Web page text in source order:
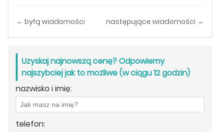
← byłą wiadomości następujące wiadomości →
Uzyskaj najnowszą cenę? Odpowiemy
najszybciej jak to możliwe (w ciągu 12 godzin)
nazwisko i imię:
telefon: